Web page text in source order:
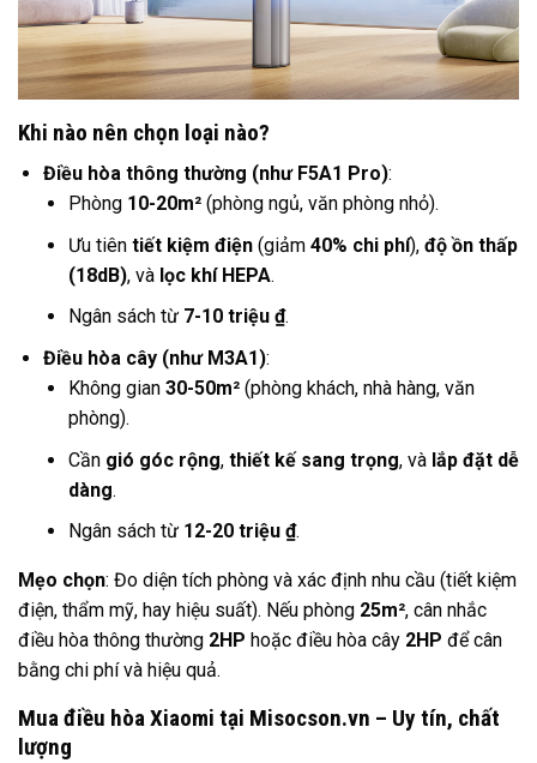
Khi nào nên chọn loại nào?
Điều hòa thông thường (như F5A1 Pro):
Phòng 10-20m²(phòng ngủ, văn phòng nhỏ).
Ưu tiên tiết kiệm điện(giảm 40% chi phí), độ ồn thấp
(18dB), và lọc khí HEPA.
Ngân sách từ 7-10 triệu ₫.
Điều hòa cây (như M3A1):
Không gian 30-50m²(phòng khách, nhà hàng, văn
phòng).
Cần gió góc rộng, thiết kế sang trọng, và lắp đặt dễ
dàng.
Ngân sách từ 12-20 triệu ₫.
Mẹo chọn: Đo diện tích phòng và xác định nhu cầu (tiết kiệm
điện, thẩm mỹ, hay hiệu suất). Nếu phòng 25m², cân nhắc
điều hòa thông thường 2HP hoặc điều hòa cây 2HP để cân
bằng chi phí và hiệu quả.
Mua điều hòa Xiaomi tại Misocson.vn – Uy tín, chất
lượng